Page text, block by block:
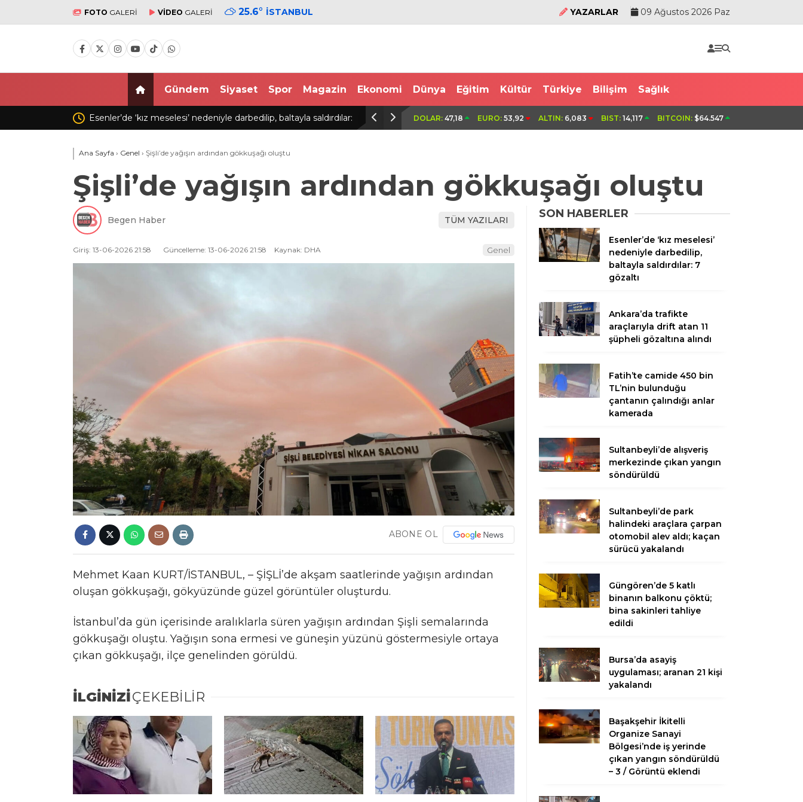
FOTO GALERİ VİDEO GALERİ 25.6° İSTANBUL YAZARLAR 09 Ağustos 2026 Paz
Gündem Siyaset Spor Magazin Ekonomi Dünya Eğitim Kültür Türkiye Bilişim Sağlık
nedeniyle darbedilip, baltayla saldırdılar: Ankara’da trafikte araçlarıyla drift atan 11 şüpheli gözaltına alındı Fatih’te camide 450 bin TL’nin bulunduğu çantanın çalındığı
DOLAR: 47,18 EURO: 53,92 ALTIN: 6,083 BIST: 14,117 BITCOIN: $64.547
Ana Sayfa › Genel › Şişli’de yağışın ardından gökkuşağı oluştu
Şişli’de yağışın ardından gökkuşağı oluştu
Begen Haber TÜM YAZILARI
Giriş: 13-06-2026 21:58 Güncelleme: 13-06-2026 21:58 Kaynak: DHA Genel
ABONE OL
Mehmet Kaan KURT/İSTANBUL, – ŞİŞLİ’de akşam saatlerinde yağışın ardından
oluşan gökkuşağı, gökyüzünde güzel görüntüler oluşturdu.
İstanbul’da gün içerisinde aralıklarla süren yağışın ardından Şişli semalarında
gökkuşağı oluştu. Yağışın sona ermesi ve güneşin yüzünü göstermesiyle ortaya
çıkan gökkuşağı, ilçe genelinden görüldü.
İLGİNİZİÇEKEBİLİR
SON HABERLER
Esenler’de ‘kız meselesi’
nedeniyle darbedilip,
baltayla saldırdılar: 7
gözaltı
Ankara’da trafikte
araçlarıyla drift atan 11
şüpheli gözaltına alındı
Fatih’te camide 450 bin
TL’nin bulunduğu
çantanın çalındığı anlar
kamerada
Sultanbeyli’de alışveriş
merkezinde çıkan yangın
söndürüldü
Sultanbeyli’de park
halindeki araçlara çarpan
otomobil alev aldı; kaçan
sürücü yakalandı
Güngören’de 5 katlı
binanın balkonu çöktü;
bina sakinleri tahliye
edildi
Bursa’da asayiş
uygulaması; aranan 21 kişi
yakalandı
Başakşehir İkitelli
Organize Sanayi
Bölgesi’nde iş yerinde
çıkan yangın söndürüldü
– 3 / Görüntü eklendi